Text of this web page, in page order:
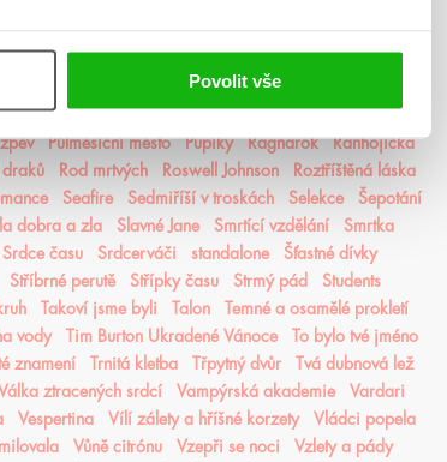
Povolit vše
Poslední Finestra
Poslední hodina
z nového světa
Půlměsíční město Pupíky Ragnarök
Ranhojička
draků Rod mrtvých Roswell Johnson
Roztříštěná láska
Seafire Sedmiříší v troskách Selekce
Šepotání
dobra a zla Slavné Jane Smrtící vzdělání
Smrtka
Srdce času Srdcerváči standalone
Šťastné dívky
Stříbrné perutě Střípky času Strmý pád
Students
Takoví jsme byli Talon
Temné a osamělé prokletí
vody Tim Burton Ukradené Vánoce
To bylo tvé jméno
znamení Trnitá kletba Třpytný dvůr
Tvá dubnová lež
ztracených srdcí Vampýrská akademie
Vardari
Vespertina Vílí zálety a hříšné korzety
Vládci popela
Vůně citrónu Vzepři se noci
Vzlety a pády